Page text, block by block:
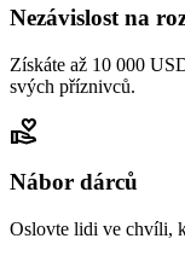
Nezávislost na
Získáte až 10 000
svých příznivců.
volunteer_activism
Nábor dárců
Oslovte lidi ve chvíli,